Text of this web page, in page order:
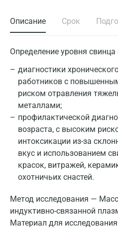
Описание Срок
Определение уровня
диагностики
работников с
риском отравления
металлами;
профилактической
возраста, с высоким
интоксикации из-за
вкус и использованием
красок, витражей,
охотничьих снастей.
Метод исследования —
индуктивно-связанной
Материал для